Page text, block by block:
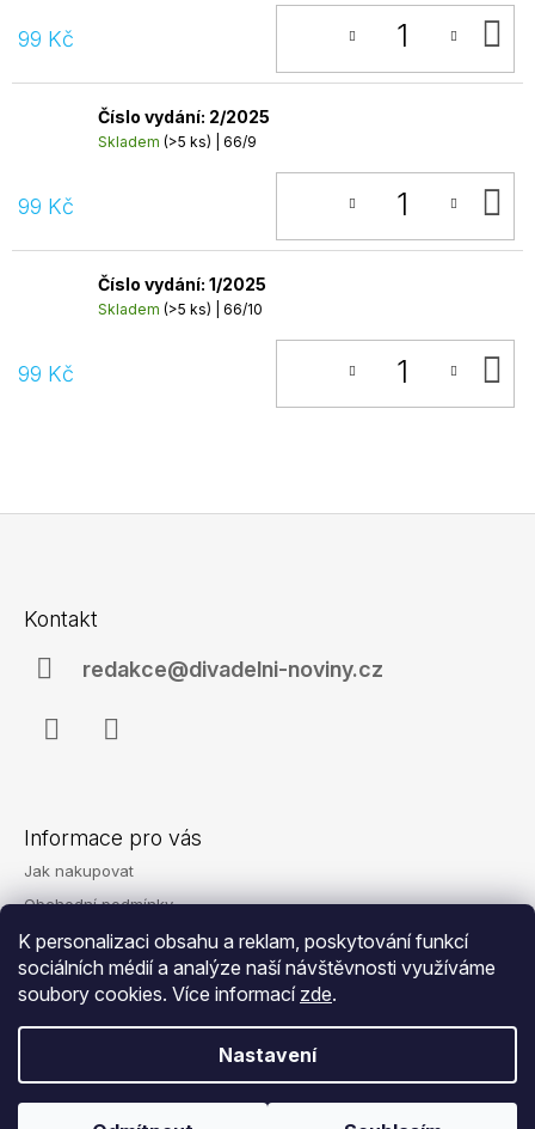
K personalizaci obsahu a reklam, poskytování funkcí
sociálních médií a analýze naší návštěvnosti využíváme
soubory cookies. Více informací zde.
Nastavení
99 Kč
Číslo vydání: 2/2025
Skladem (>5 ks) | 66/9
99 Kč
Číslo vydání: 1/2025
Skladem (>5 ks) | 66/10
99 Kč
Kontakt
redakce@divadelni-noviny.cz
Informace pro vás
Jak nakupovat
Obchodní podmínky
Podmínky ochrany osobních údajů
Reklamace
Kontakty
© 2026 Eshop - Divadelní noviny. Všechna